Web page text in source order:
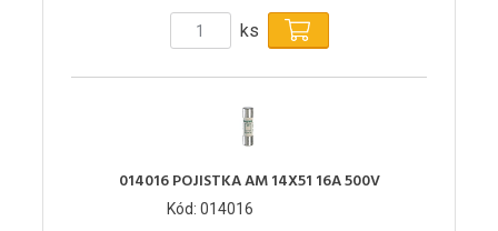
ks
014016 POJISTKA AM 14X51 16A 500V
Kód: 014016